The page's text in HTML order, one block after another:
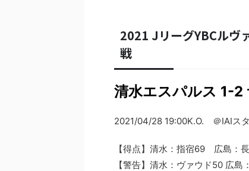
2021 JリーグYBCルヴ
戦
清水エスパルス 1-2
2021/04/28 19:00K.O. ＠IAIス
【得点】清水：指宿69 広島：
【警告】清水：ヴァウド50 広島